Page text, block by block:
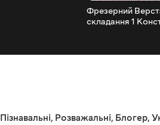
Фрезерний
складання 1
Пізнавальні, Розважальні, Блогер,